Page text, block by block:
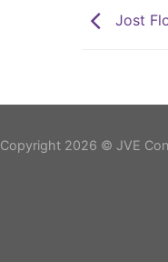
Jost
Copyright 2026 © JVE